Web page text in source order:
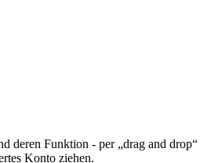
deren Funktion - per „drag and drop“
Konto ziehen.